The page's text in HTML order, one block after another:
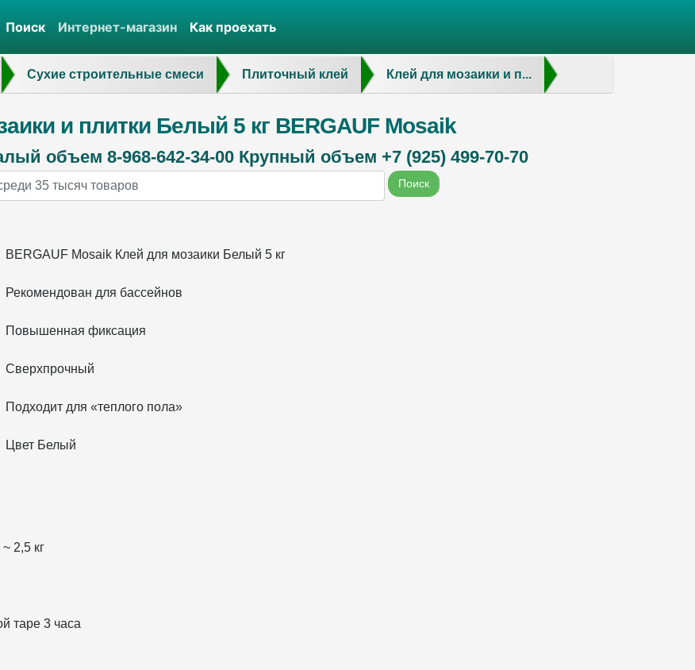
Поиск Интернет-магазин Как проехать
Сухие строительные смеси Плиточный клей Клей для мозаики и п...
и плитки Белый 5 кг BERGAUF Mosaik
объем 8-968-642-34-00 Крупный объем +7 (925) 499-70-70
Поиск
BERGAUF Mosaik Клей для мозаики Белый 5 кг
Рекомендован для бассейнов
Повышенная фиксация
Сверхпрочный
Подходит для «теплого пола»
Цвет Белый
2,5 кг
таре 3 часа